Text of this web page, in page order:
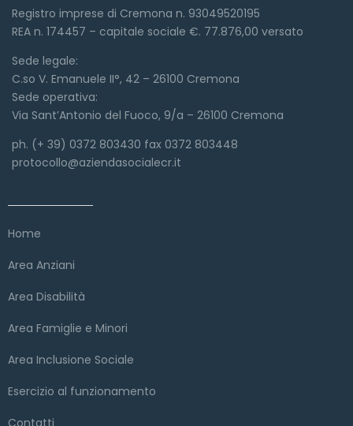
Registro imprese di Cremona n. 93049520195
REA n. 174457 – capitale sociale €. 77.876,00 versato
Sede legale:
C.so V. Emanuele II°, 42 – 26100 Cremona
Sede operativa:
Via Sant’Antonio del Fuoco, 9/a – 26100 Cremona
ph. (+ 39) 0372 803430 fax 0372 803448
protocollo@aziendasocialecr.it
Home
Area Anziani
Area Disabilità
Area Famiglie e Minori
Area Inclusione Sociale
Esercizio al funzionamento
Contatti